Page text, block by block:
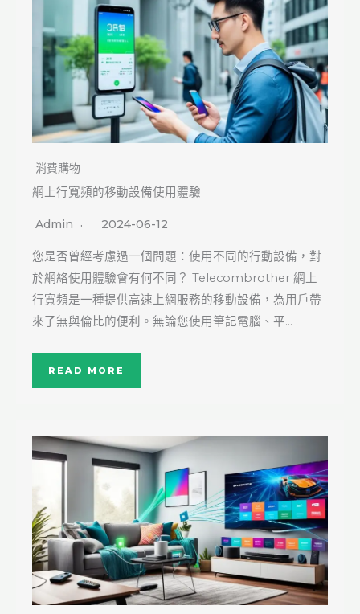
消費購物
網上行寬頻的移動設備使用體驗
Admin 2024-06-12
您是否曾經考慮過一個問題：使用不同的行動設備，對
於網絡使用體驗會有何不同？ Telecombrother 網上
行寬頻是一種提供高速上網服務的移動設備，為用戶帶
來了無與倫比的便利。無論您使用筆記電腦、平…
READ MORE